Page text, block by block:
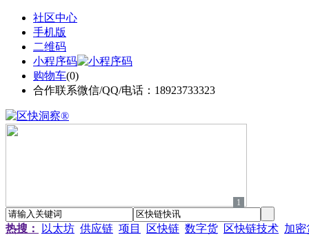
社区中心
手机版
二维码
小程序码
购物车(0)
合作联系微信/QQ/电话：18923733323
1
热搜： 以太坊 供应链 项目 区快链 数字货 区快链技术 加密